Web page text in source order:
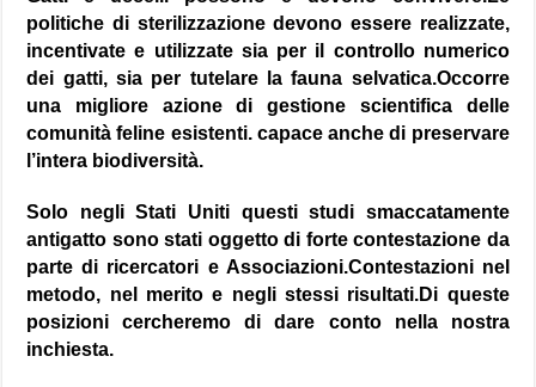
politiche di sterilizzazione devono essere realizzate,
incentivate e utilizzate sia per il controllo numerico
dei gatti, sia per tutelare la fauna selvatica.Occorre
una migliore azione di gestione scientifica delle
comunità feline esistenti. capace anche di preservare
l’intera biodiversità.
Solo negli Stati Uniti questi studi smaccatamente
antigatto sono stati oggetto di forte contestazione da
parte di ricercatori e Associazioni.Contestazioni nel
metodo, nel merito e negli stessi risultati.Di queste
posizioni cercheremo di dare conto nella nostra
inchiesta.